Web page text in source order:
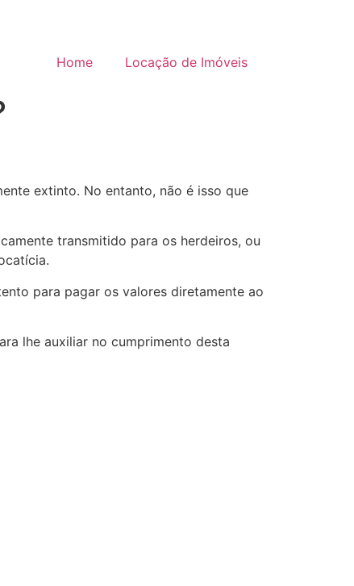
Home Locação de Imóveis
extinto. No entanto, não é isso que
transmitido para os herdeiros, ou
para pagar os valores diretamente ao
lhe auxiliar no cumprimento desta